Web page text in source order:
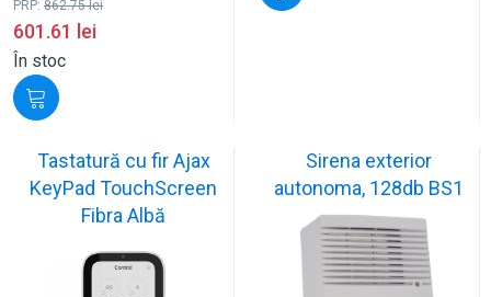
PRP: 862.75lei
601.61 lei
În stoc
Tastatură cu fir Ajax
KeyPad TouchScreen
Fibra Albă
Sirena exterior
autonoma, 128db BS1